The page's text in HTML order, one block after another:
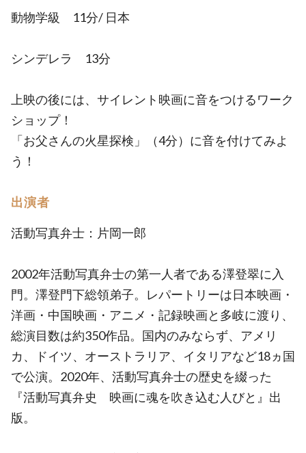
動物学級 11分/ 日本
シンデレラ 13分
上映の後には、サイレント映画に音をつけるワーク
ショップ！
「お父さんの火星探検」（4分）に音を付けてみよ
う！
出演者
活動写真弁士：片岡一郎
2002年活動写真弁士の第一人者である澤登翠に入
門。澤登門下総領弟子。レパートリーは日本映画・
洋画・中国映画・アニメ・記録映画と多岐に渡り、
総演目数は約350作品。国内のみならず、アメリ
カ、ドイツ、オーストラリア、イタリアなど18ヵ国
で公演。2020年、活動写真弁士の歴史を綴った
『活動写真弁史 映画に魂を吹き込む人びと』出
版。